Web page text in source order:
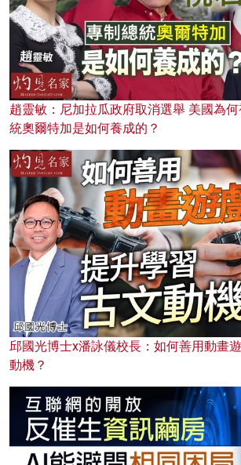
趙靈敏：尼加拉瓜政府取消選舉 美國為
統奧爾特加是如何養成的？
邱國光博士x潘詠儀校長：如何善用動畫
動機？